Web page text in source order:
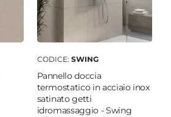
CODICE: SWING
Pannello doccia
termostatico in acciaio inox
satinato getti
idromassaggio - Swing